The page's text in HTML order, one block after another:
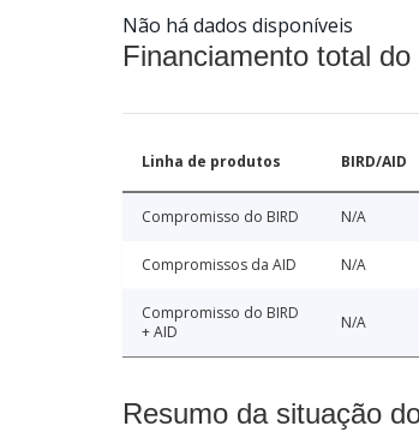
Não há dados disponíveis
Financiamento total
Linha de produtos BIRD/AID
Compromisso do BIRD N/A
Compromissos da AID N/A
Compromisso do BIRD
+ AID
N/A
Resumo da situação